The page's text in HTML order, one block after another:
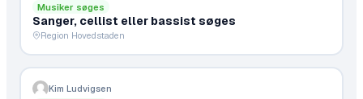
Musiker søges
Sanger, cellist eller bassist søges
Region Hovedstaden
Kim Ludvigsen